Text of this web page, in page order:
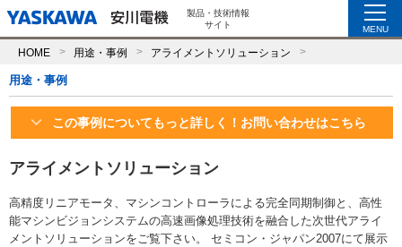
製品・技術情報
サイト
MENU
HOME 用途・事例 アライメントソリューション
用途・事例
この事例についてもっと詳しく！お問い合わせはこちら
アライメントソリューション
高精度リニアモータ、マシンコントローラによる完全同期制御と、高性
能マシンビジョンシステムの高速画像処理技術を融合した次世代アライ
メントソリューションをご覧下さい。 セミコン・ジャパン2007にて展示